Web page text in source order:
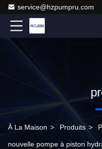
service@hzpumpru.com
À La Maison > Produits >
nouvelle pompe à piston